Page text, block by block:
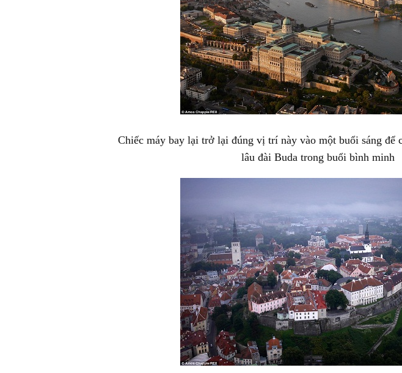
Chiếc máy bay lại trở lại đúng vị trí này vào một buổi sáng để
lâu đài Buda trong buổi bình minh